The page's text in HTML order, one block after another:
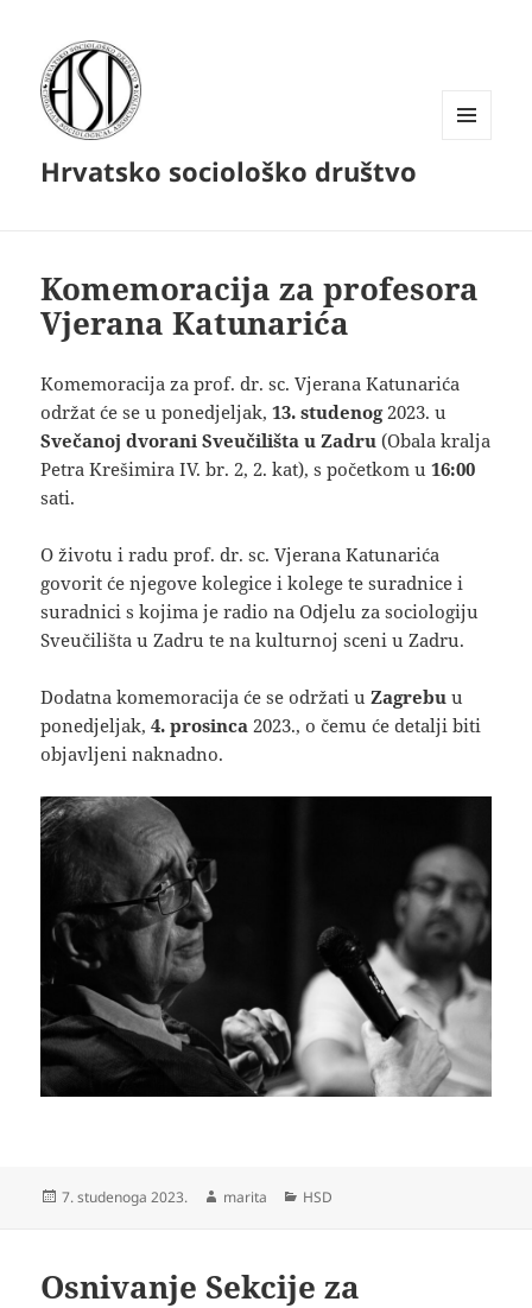
Hrvatsko sociološko društvo
Komemoracija za profesora
Vjerana Katunarića
Komemoracija za prof. dr. sc. Vjerana Katunarića
održat će se u ponedjeljak,13. studenog2023. u
Svečanoj dvorani Sveučilišta u Zadru (Obala kralja
Petra Krešimira IV. br. 2, 2. kat), s početkom u16:00
sati.
O životu i radu prof. dr. sc. Vjerana Katunarića
govorit će njegove kolegice i kolege te suradnice i
suradnici s kojima je radio na Odjelu za sociologiju
Sveučilišta u Zadru te na kulturnoj sceni u Zadru.
Dodatna komemoracija će se održati uZagrebu u
ponedjeljak,4. prosinca 2023., o čemu će detalji biti
objavljeni naknadno.
Objavljeno
7. studenoga 2023. Autor
marita Kategorije
HSD
Osnivanje Sekcije za